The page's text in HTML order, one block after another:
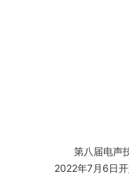
第八届电声
2022年7月6日开